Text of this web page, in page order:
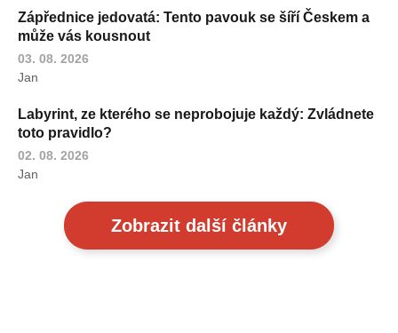
Zápřednice jedovatá: Tento pavouk se šíří Českem a
může vás kousnout
03. 08. 2026
Jan
Labyrint, ze kterého se neprobojuje každý: Zvládnete
toto pravidlo?
02. 08. 2026
Jan
Zobrazit další články